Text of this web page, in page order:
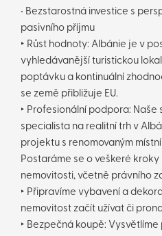
• Bezstarostná investice s
pasivního příjmu
‣ Růst hodnoty: Albánie je v
vyhledávanější turistickou
poptávku a kontinuální
se země přibližuje EU.
‣ Profesionální podpora:
specialista na realitní trh v
projektu s renomovaným
Postaráme se o veškeré
nemovitosti, včetně právního
‣ Připravíme vybavení a
nemovitost začít užívat či
‣ Bezpečná koupě: